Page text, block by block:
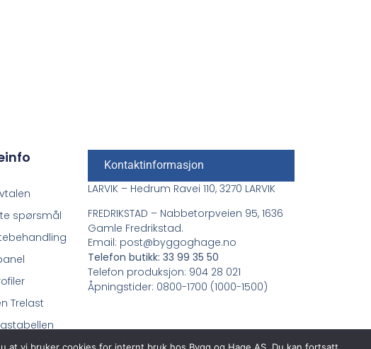
spørsmål
Trelast
Kontaktinformasjon
LARVIK – Hedrum Ravei 110, 3270 LARVIK
FREDRIKSTAD – Nabbetorpveien 95, 1636
Gamle Fredrikstad.
Email: post@byggoghage.no
Telefon butikk: 33 99 35 50
Telefon produksjon: 904 28 021
Åpningstider: 0800-1700 (1000-1500)